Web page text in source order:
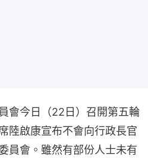
會今日（22日）召開第五輪
陸啟康宣布不會向行政長官
員會。雖然有部份人士未有